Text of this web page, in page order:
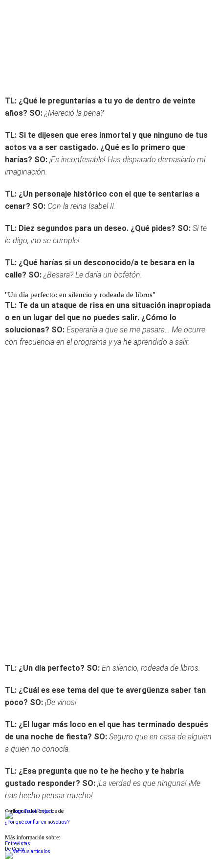
TL: ¿Qué le preguntarías a tu yo de dentro de veinte
años? SO: ¿Mereció la pena?
TL: Si te dijesen que eres inmortal y que ninguno de tus
actos va a ser castigado. ¿Qué es lo primero que
harías? SO: ¡Es inconfesable! Has disparado demasiado mi
imaginación.
TL: ¿Un personaje histórico con el que te sentarías a
cenar? SO: Con la reina Isabel II.
TL: Diez segundos para un deseo. ¿Qué pides? SO: Si te
lo digo, ¡no se cumple!
TL: ¿Qué harías si un desconocido/a te besara en la
calle? SO: ¿Besara? Le daría un bofetón.
"Un día perfecto: en silencio y rodeada de libros"
TL: Te da un ataque de risa en una situación inapropiada
o en un lugar del que no puedes salir. ¿Cómo lo
solucionas? SO: Esperaría a que se me pasara… Me ocurre
con frecuencia en el programa y ya he aprendido a salir.
TL: ¿Un día perfecto? SO: En silencio, rodeada de libros.
TL: ¿Cuál es ese tema del que te avergüenza saber tan
poco? SO: ¡De vinos!
TL: ¿El lugar más loco en el que has terminado después
de una noche de fiesta? SO: Seguro que en casa de alguien
a quien no conocía.
TL: ¿Esa pregunta que no te he hecho y te habría
gustado responder? SO: ¡La verdad es que ninguna! ¡Me
has hecho pensar mucho!
Conforme a los criterios de
¿Por qué confiar en nosotros?
Más información sobre:
Entrevistas
De Cerca